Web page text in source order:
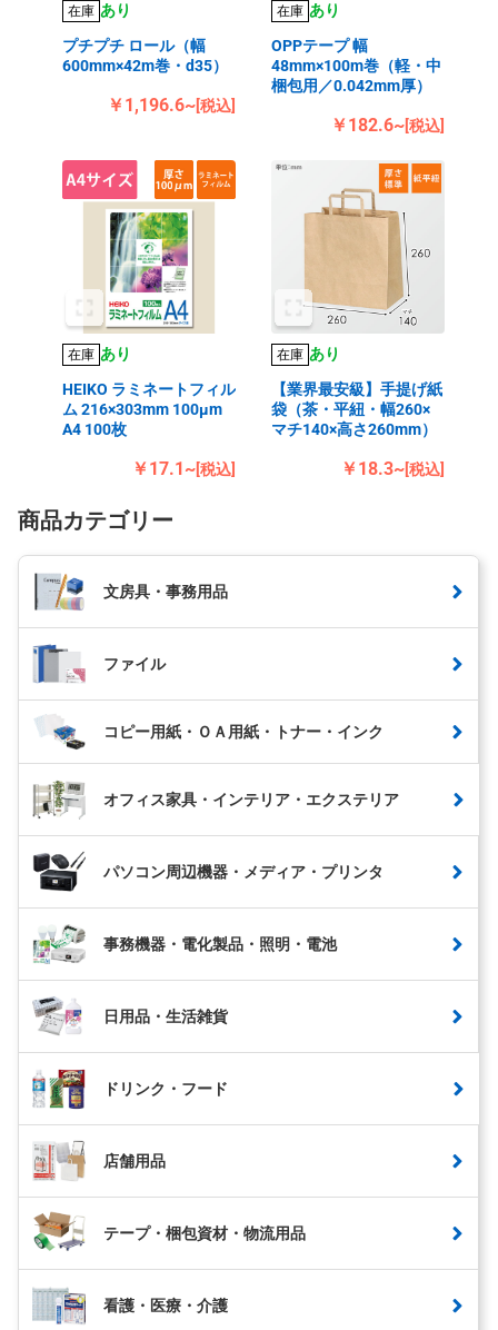
在庫 あり
プチプチ ロール（幅
600mm×42m巻・d35）
￥1,196.6~[税込]
在庫 あり
OPPテープ 幅
48mm×100m巻（軽・中
梱包用／0.042mm厚）
￥182.6~[税込]
在庫 あり
HEIKO ラミネートフィル
ム 216×303mm 100μm
A4 100枚
￥17.1~[税込]
在庫 あり
【業界最安級】手提げ紙
袋（茶・平紐・幅260×
マチ140×高さ260mm）
￥18.3~[税込]
商品カテゴリー
文房具・事務用品
ファイル
コピー用紙・ＯＡ用紙・トナー・インク
オフィス家具・インテリア・エクステリア
パソコン周辺機器・メディア・プリンタ
事務機器・電化製品・照明・電池
日用品・生活雑貨
ドリンク・フード
店舗用品
テープ・梱包資材・物流用品
看護・医療・介護